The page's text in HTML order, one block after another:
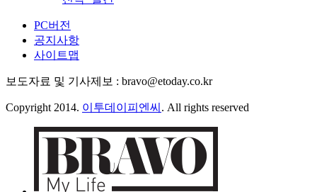
PC버전
공지사항
사이트맵
보도자료 및 기사제보 : bravo@etoday.co.kr
Copyright 2014. 이투데이피엔씨 . All rights reserved